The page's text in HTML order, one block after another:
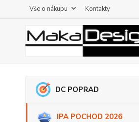
Vše o nákupu Kontakty
DC POPRAD
IPA POCHOD 2026